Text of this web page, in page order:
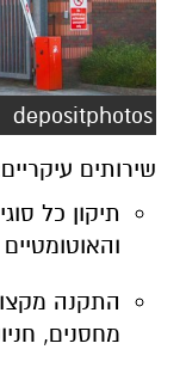
depositphotos
שירותים
תיקון כל
והאוטומטיים
התקנה
מחסנים,